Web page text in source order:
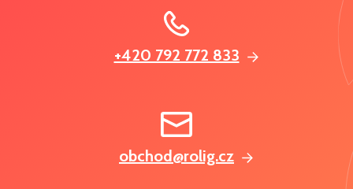
+420 792 772 833
obchod@rolig.cz